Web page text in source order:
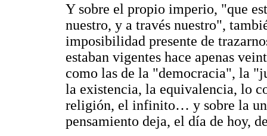
Y sobre el propio imperio, "que
nuestro, y a través nuestro",
imposibilidad presente de
estaban vigentes hace apenas
como las de la "democracia", la
la existencia, la equivalencia, lo
religión, el infinito… y sobre la
pensamiento deja, el día de hoy,